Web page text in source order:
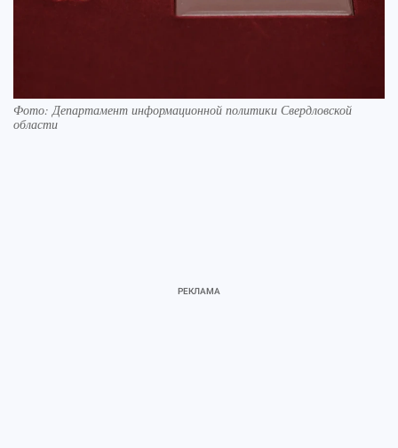
Фото: Департамент информационной политики Свердловской
области